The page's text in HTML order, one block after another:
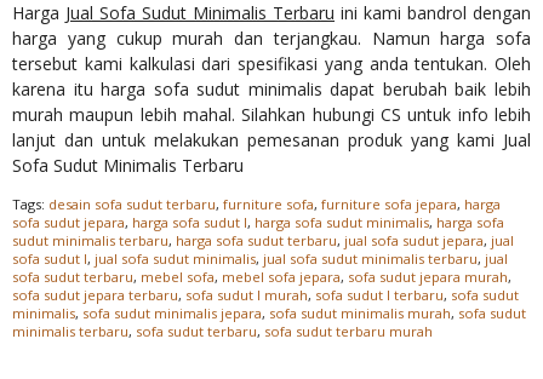
Harga Jual Sofa Sudut Minimalis Terbaru ini kami bandrol dengan
harga yang cukup murah dan terjangkau. Namun harga sofa
tersebut kami kalkulasi dari spesifikasi yang anda tentukan. Oleh
karena itu harga sofa sudut minimalis dapat berubah baik lebih
murah maupun lebih mahal. Silahkan hubungi CS untuk info lebih
lanjut dan untuk melakukan pemesanan produk yang kami Jual
Sofa Sudut Minimalis Terbaru
Tags: desain sofa sudut terbaru, furniture sofa, furniture sofa jepara, harga
sofa sudut jepara, harga sofa sudut l, harga sofa sudut minimalis, harga sofa
sudut minimalis terbaru, harga sofa sudut terbaru, jual sofa sudut jepara, jual
sofa sudut l, jual sofa sudut minimalis, jual sofa sudut minimalis terbaru, jual
sofa sudut terbaru, mebel sofa, mebel sofa jepara, sofa sudut jepara murah,
sofa sudut jepara terbaru, sofa sudut l murah, sofa sudut l terbaru, sofa sudut
minimalis, sofa sudut minimalis jepara, sofa sudut minimalis murah, sofa sudut
minimalis terbaru, sofa sudut terbaru, sofa sudut terbaru murah